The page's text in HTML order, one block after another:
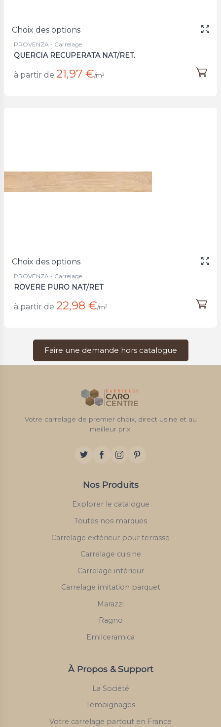
Choix des options
PROVENZA - Carrelage
QUERCIA RECUPERATA NAT/RET.
à partir de 21,97 €/m²
Choix des options
PROVENZA - Carrelage
ROVERE PURO NAT/RET
à partir de 22,98 €/m²
Faire une demande hors catalogue
Votre carrelage de premier choix, direct usine et au
meilleur prix.
Nos Produits
Explorer le catalogue
Toutes nos marques
Carrelage extérieur pour terrasse
Carrelage cuisine
Carrelage intérieur
Carrelage imitation parquet
Marazzi
Ragno
Emilceramica
À Propos & Support
La Société
Témoignages
Votre carrelage partout en France